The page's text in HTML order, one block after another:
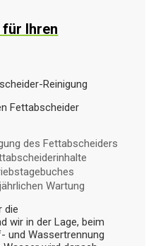
Ihren
Fettabscheider
des Fettabscheiders
Wartung
die
wir in der Lage, beim
und Wassertrennung